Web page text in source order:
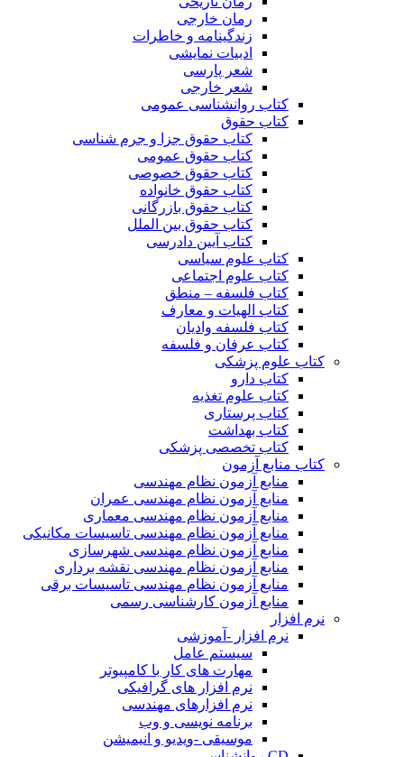
رمان خارجی
زندگینامه و خاطرات
ادبیات نمایشی
شعر پارسی
شعر خارجی
کتاب روانشناسی عمومی
کتاب حقوق
کتاب حقوق جزا و جرم شناسی
کتاب حقوق عمومی
کتاب حقوق خصوصی
کتاب حقوق خانواده
کتاب حقوق بازرگانی
کتاب حقوق بین الملل
کتاب آیین دادرسی
کتاب علوم سیاسی
کتاب علوم اجتماعی
کتاب فلسفه – منطق
کتاب الهیات و معارف
کتاب فلسفه وادیان
کتاب عرفان و فلسفه
کتاب علوم پزشکی
کتاب دارو
کتاب علوم تغذیه
کتاب پرستاری
کتاب بهداشت
کتاب تخصصی پزشکی
کتاب منابع آزمون
منابع آزمون نظام مهندسی
منابع آزمون نظام مهندسی عمران
منابع آزمون نظام مهندسی معماری
منابع آزمون نظام مهندسی تاسیسات مکانیکی
منابع آزمون نظام مهندسی شهرسازی
منابع آزمون نظام مهندسی نقشه برداری
منابع آزمون نظام مهندسی تاسیسات برقی
منابع آزمون کارشناسی رسمی
نرم افزار
نرم افزار -آموزشی
سیستم عامل
مهارت های کار با کامپیوتر
نرم افزار های گرافیکی
نرم افزارهای مهندسی
برنامه نویسی و وب
موسیقی -ویدیو و انیمیشن